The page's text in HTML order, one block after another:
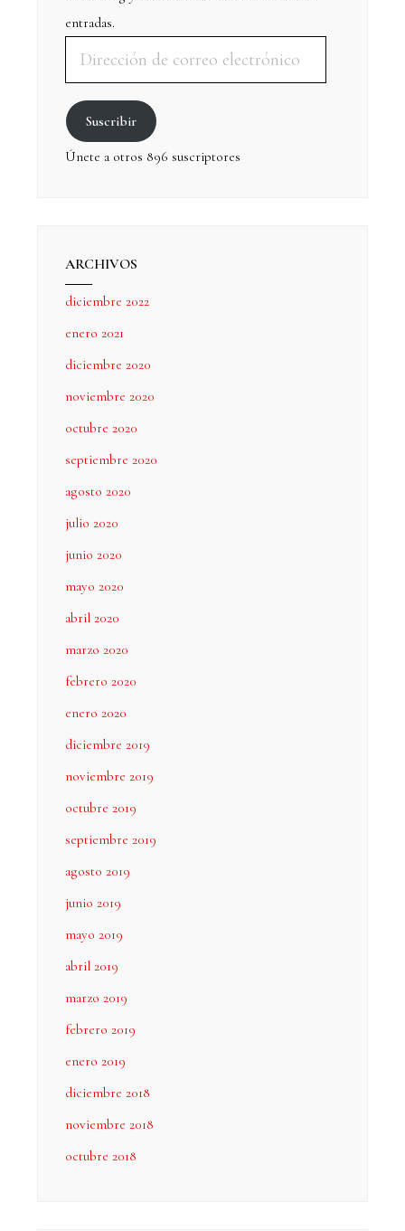
entradas.
Suscribir
Únete a otros 896 suscriptores
ARCHIVOS
diciembre 2022
enero 2021
diciembre 2020
noviembre 2020
octubre 2020
septiembre 2020
agosto 2020
julio 2020
junio 2020
mayo 2020
abril 2020
marzo 2020
febrero 2020
enero 2020
diciembre 2019
noviembre 2019
octubre 2019
septiembre 2019
agosto 2019
junio 2019
mayo 2019
abril 2019
marzo 2019
febrero 2019
enero 2019
diciembre 2018
noviembre 2018
octubre 2018